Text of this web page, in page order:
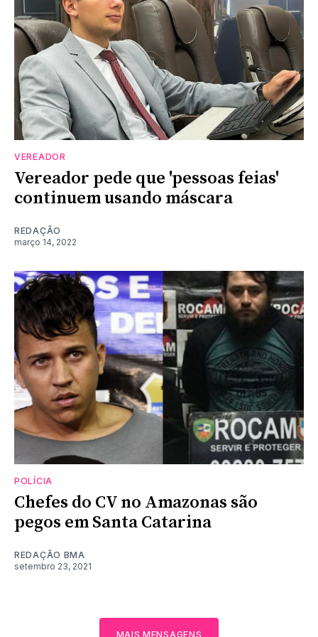
VEREADOR
Vereador pede que 'pessoas feias'
continuem usando máscara
REDAÇÃO
março 14, 2022
POLÍCIA
Chefes do CV no Amazonas são
pegos em Santa Catarina
REDAÇÃO BMA
setembro 23, 2021
MAIS MENSAGENS